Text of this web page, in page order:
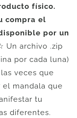
físico.
compra el
por un
Un archivo .zip
por cada luna)
veces que
el mandala que
tu
diferentes.